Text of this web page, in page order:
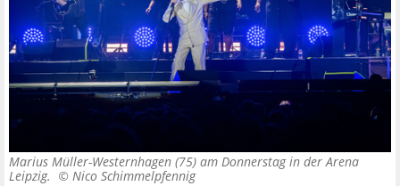
Marius Müller-Westernhagen (75) am Donnerstag in der Arena
Leipzig. © Nico Schimmelpfennig